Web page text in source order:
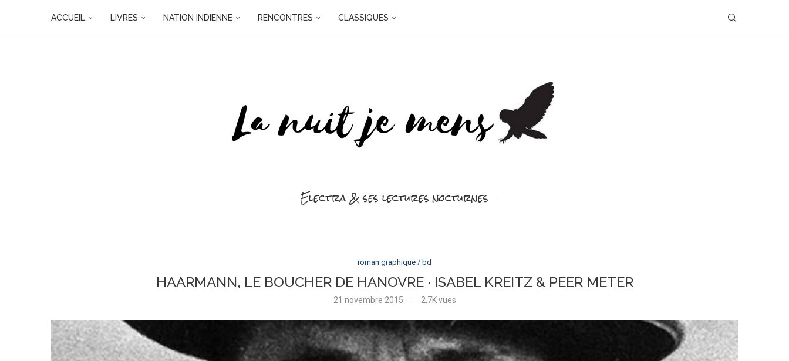
ACCUEIL LIVRES NATION INDIENNE RENCONTRES CLASSIQUES
Electra & ses lectures nocturnes
roman graphique / bd
HAARMANN, LE BOUCHER DE HANOVRE · ISABEL KREITZ & PEER METER
21 novembre 2015 2,7Kvues